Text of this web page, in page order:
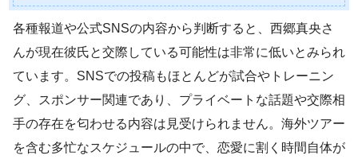
各種報道や公式SNSの内容から判断すると、西郷真央さ
んが現在彼氏と交際している可能性は非常に低いとみられ
ています。SNSでの投稿もほとんどが試合やトレーニン
グ、スポンサー関連であり、プライベートな話題や交際相
手の存在を匂わせる内容は見受けられません。海外ツアー
を含む多忙なスケジュールの中で、恋愛に割く時間自体が